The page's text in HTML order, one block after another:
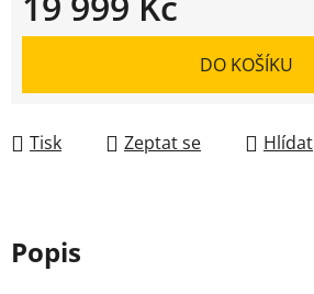
Měrná cena:
DO KOŠÍKU
Tisk Zeptat se Hlídat
Popis